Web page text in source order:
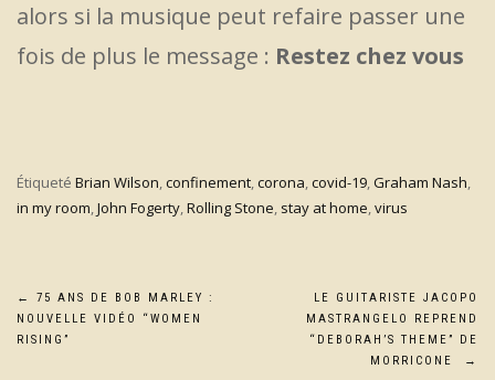
alors si la musique peut refaire passer une
fois de plus le message : Restez chez vous
Étiqueté Brian Wilson,confinement,corona,covid-19,Graham Nash,
in my room,John Fogerty,Rolling Stone, stay at home,virus
Navigation
de
←
75 ANS DE BOB MARLEY :
NOUVELLE VIDÉO “WOMEN
RISING”
LE GUITARISTE JACOPO
MASTRANGELO REPREND
“DEBORAH’S THEME” DE
MORRICONE
→